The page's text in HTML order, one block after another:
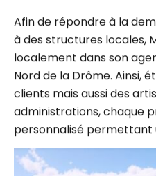
à des structures locales,
localement dans son
Nord de la Drôme. Ainsi,
clients mais aussi des
administrations, chaque
personnalisé permettant